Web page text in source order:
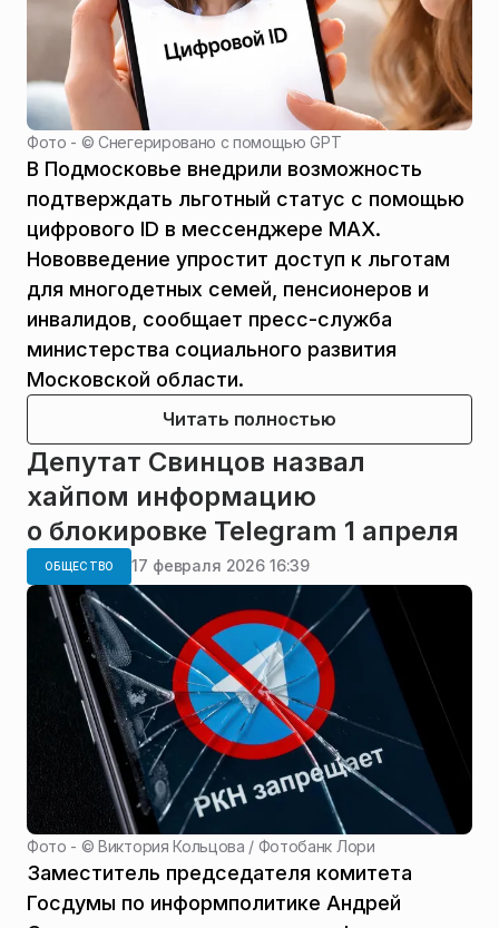
Фото - ©Снегерировано с помощью GPT
В Подмосковье внедрили возможность
подтверждать льготный статус с помощью
цифрового ID в мессенджере MAX.
Нововведение упростит доступ к льготам
для многодетных семей, пенсионеров и
инвалидов, сообщает пресс-служба
министерства социального развития
Московской области.
Читать полностью
Депутат Свинцов назвал
хайпом информацию
о блокировке Telegram 1 апреля
ОБЩЕСТВО 17 февраля 2026 16:39
Фото - ©Виктория Кольцова / Фотобанк Лори
Заместитель председателя комитета
Госдумы по информполитике Андрей